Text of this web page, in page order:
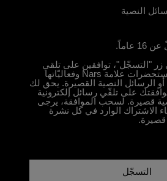
النصية
عاماً.
"التسجّل"، توافقين على تلقي
مواد تسويقية حول مستحضرات علامة Nars وفعاليّاتها
أو الرسائل النصية القصيرة. يحق لك
على تلقّي رسائل إلكترونية
قصيرة. لسحب الموافقة، يرجى
الاشتراك الوارد في كل نشرة
قصيرة.
التسجّل